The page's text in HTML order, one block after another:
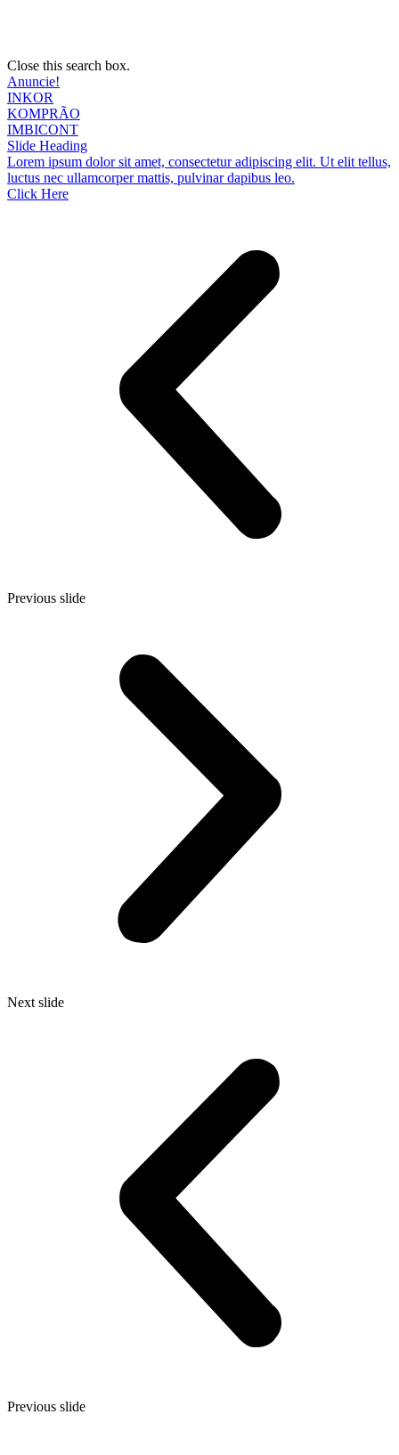
Close this search box.
Anuncie!
INKOR
KOMPRÃO
IMBICONT
Slide Heading
Lorem ipsum dolor sit amet, consectetur adipiscing elit. Ut elit tellus,
luctus nec ullamcorper mattis, pulvinar dapibus leo.
Click Here
Previous slide
Next slide
Previous slide